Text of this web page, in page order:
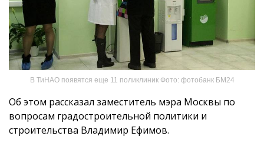
В ТиНАО появятся еще 11 поликлиник Фото: фотобанк БМ24
Об этом рассказал заместитель мэра Москвы по
вопросам градостроительной политики и
строительства Владимир Ефимов.